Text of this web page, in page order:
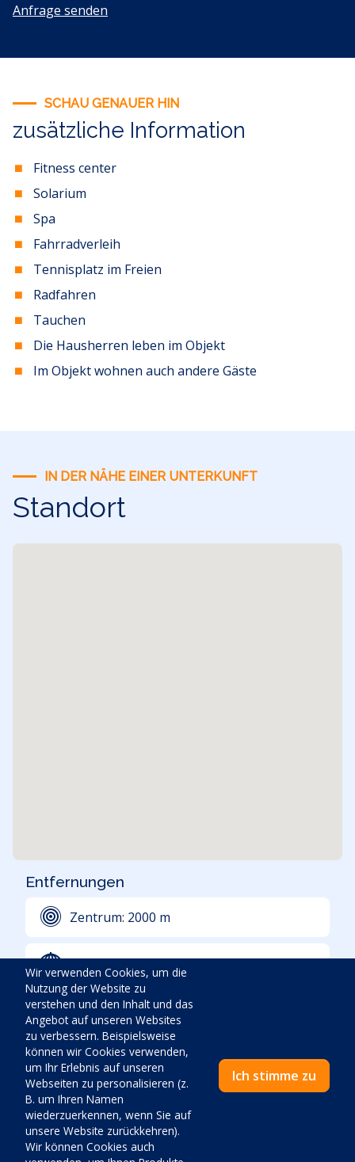
Anfrage senden
SCHAU GENAUER HIN
zusätzliche Information
Fitness center
Solarium
Spa
Fahrradverleih
Tennisplatz im Freien
Radfahren
Tauchen
Die Hausherren leben im Objekt
Im Objekt wohnen auch andere Gäste
IN DER NÄHE EINER UNTERKUNFT
Standort
Entfernungen
Zentrum: 2000 m
Strand:200m
Lebensmittelgeschäft:
Erste Hilfe:2000m
Tankstelle:
Flughafen:58000
Wir verwenden Cookies, um die
Nutzung der Website zu
verstehen und den Inhalt und das
Angebot auf unseren Websites
zu verbessern. Beispielsweise
können wir Cookies verwenden,
um Ihr Erlebnis auf unseren
Webseiten zu personalisieren (z.
B. um Ihren Namen
wiederzuerkennen, wenn Sie auf
unsere Website zurückkehren).
Wir können Cookies auch
Ich stimme zu